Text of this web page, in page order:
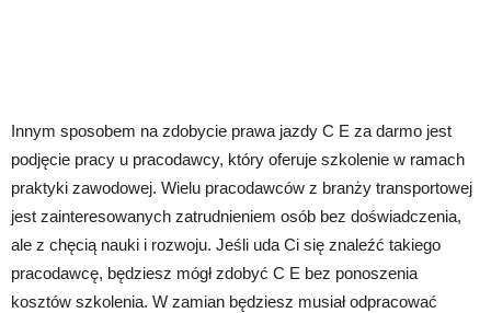
Innym sposobem na zdobycie prawa jazdy C E za darmo jest
podjęcie pracy u pracodawcy, który oferuje szkolenie w ramach
praktyki zawodowej. Wielu pracodawców z branży transportowej
jest zainteresowanych zatrudnieniem osób bez doświadczenia,
ale z chęcią nauki i rozwoju. Jeśli uda Ci się znaleźć takiego
pracodawcę, będziesz mógł zdobyć C E bez ponoszenia
kosztów szkolenia. W zamian będziesz musiał odpracować